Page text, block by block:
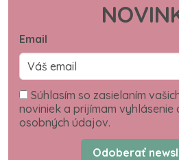
Email
Súhlasím so zasielaním
noviniek a prijímam vyhlásenie
osobných údajov.
Odoberať